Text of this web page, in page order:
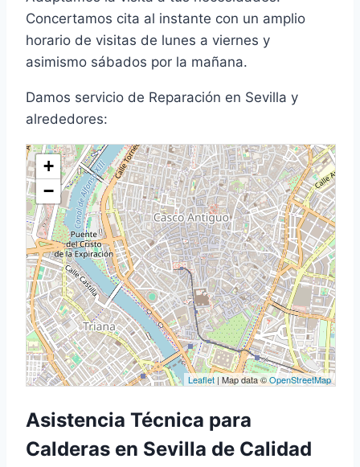
Concertamos cita al instante con un amplio
horario de visitas de lunes a viernes y
asimismo sábados por la mañana.
Damos servicio de Reparación en Sevilla y
alrededores:
+
−
Leaflet| Map data ©OpenStreetMap
Asistencia Técnica para
Calderas en Sevilla de Calidad